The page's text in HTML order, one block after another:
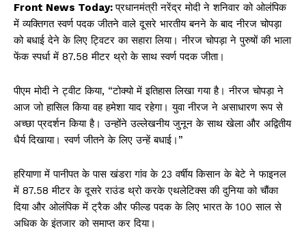
Front News Today:प्रधानमंत्री नरेंद्र मोदी ने शनिवार को ओलंपिक
में व्यक्तिगत स्वर्ण पदक जीतने वाले दूसरे भारतीय बनने के बाद नीरज चोपड़ा
को बधाई देने के लिए ट्विटर का सहारा लिया। नीरज चोपड़ा ने पुरुषों की भाला
फेंक स्पर्धा में 87.58 मीटर थ्रो के साथ स्वर्ण पदक जीता।
पीएम मोदी ने ट्वीट किया, “टोक्यो में इतिहास लिखा गया है। नीरज चोपड़ा ने
आज जो हासिल किया वह हमेशा याद रहेगा। युवा नीरज ने असाधारण रूप से
अच्छा प्रदर्शन किया है। उन्होंने उल्लेखनीय जुनून के साथ खेला और अद्वितीय
धैर्य दिखाया। स्वर्ण जीतने के लिए उन्हें बधाई।”
हरियाणा में पानीपत के पास खंडरा गांव के 23 वर्षीय किसान के बेटे ने फाइनल
में 87.58 मीटर के दूसरे राउंड थ्रो करके एथलेटिक्स की दुनिया को चौंका
दिया और ओलंपिक में ट्रैक और फील्ड पदक के लिए भारत के 100 साल से
अधिक के इंतजार को समाप्त कर दिया।